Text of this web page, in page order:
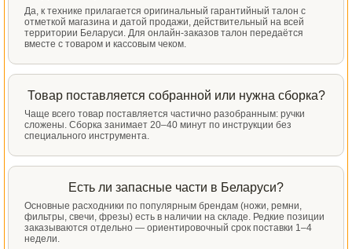
Да, к технике прилагается оригинальный гарантийный талон с
отметкой магазина и датой продажи, действительный на всей
территории Беларуси. Для онлайн-заказов талон передаётся
вместе с товаром и кассовым чеком.
Товар поставляется собранной или нужна сборка?
Чаще всего товар поставляется частично разобранным: ручки
сложены. Сборка занимает 20–40 минут по инструкции без
специального инструмента.
Есть ли запасные части в Беларуси?
Основные расходники по популярным брендам (ножи, ремни,
фильтры, свечи, фрезы) есть в наличии на складе. Редкие позиции
заказываются отдельно — ориентировочный срок поставки 1–4
недели.